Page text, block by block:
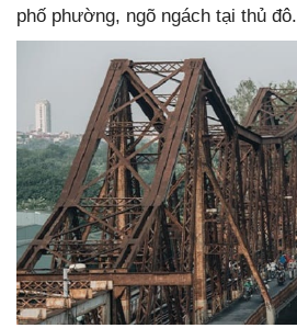
phố phường, ngõ ngách tại thủ đô.